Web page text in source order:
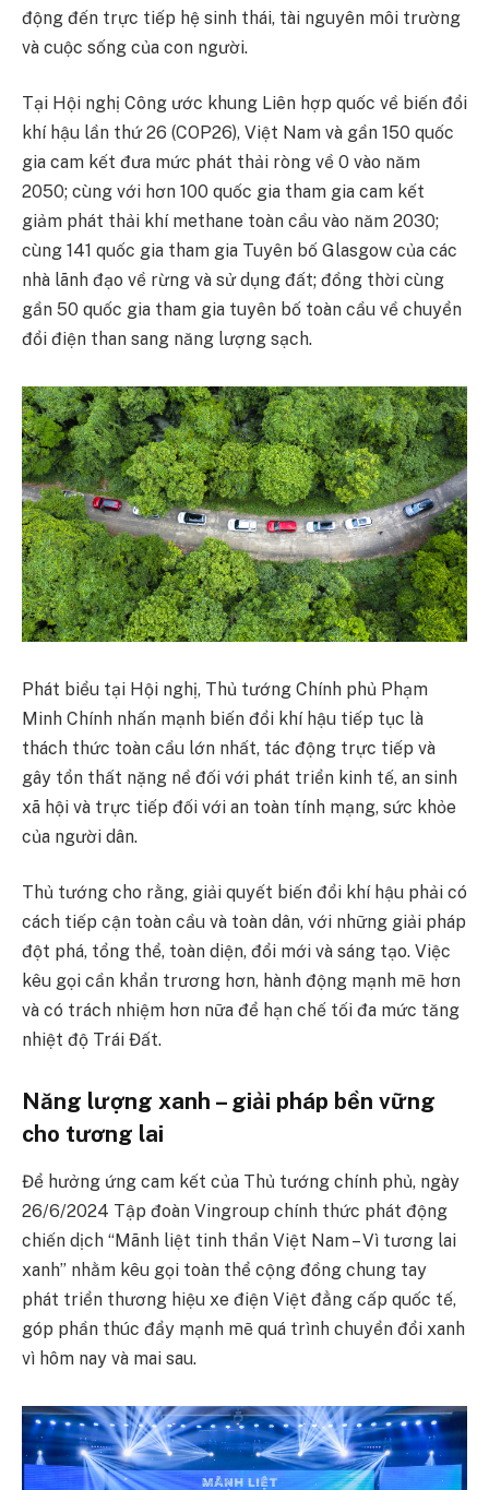
động đến trực tiếp hệ sinh thái, tài nguyên môi trường
và cuộc sống của con người.
Tại Hội nghị Công ước khung Liên hợp quốc về biến đổi
khí hậu lần thứ 26 (COP26), Việt Nam và gần 150 quốc
gia cam kết đưa mức phát thải ròng về 0 vào năm
2050; cùng với hơn 100 quốc gia tham gia cam kết
giảm phát thải khí methane toàn cầu vào năm 2030;
cùng 141 quốc gia tham gia Tuyên bố Glasgow của các
nhà lãnh đạo về rừng và sử dụng đất; đồng thời cùng
gần 50 quốc gia tham gia tuyên bố toàn cầu về chuyển
đổi điện than sang năng lượng sạch.
Phát biểu tại Hội nghị, Thủ tướng Chính phủ Phạm
Minh Chính nhấn mạnh biến đổi khí hậu tiếp tục là
thách thức toàn cầu lớn nhất, tác động trực tiếp và
gây tổn thất nặng nề đối với phát triển kinh tế, an sinh
xã hội và trực tiếp đối với an toàn tính mạng, sức khỏe
của người dân.
Thủ tướng cho rằng, giải quyết biến đổi khí hậu phải có
cách tiếp cận toàn cầu và toàn dân, với những giải pháp
đột phá, tổng thể, toàn diện, đổi mới và sáng tạo. Việc
kêu gọi cần khẩn trương hơn, hành động mạnh mẽ hơn
và có trách nhiệm hơn nữa để hạn chế tối đa mức tăng
nhiệt độ Trái Đất.
Năng lượng xanh – giải pháp bền vững
cho tương lai
Để hưởng ứng cam kết của Thủ tướng chính phủ, ngày
26/6/2024 Tập đoàn Vingroup chính thức phát động
chiến dịch “Mãnh liệt tinh thần Việt Nam – Vì tương lai
xanh” nhằm kêu gọi toàn thể cộng đồng chung tay
phát triển thương hiệu xe điện Việt đẳng cấp quốc tế,
góp phần thúc đẩy mạnh mẽ quá trình chuyển đổi xanh
vì hôm nay và mai sau.